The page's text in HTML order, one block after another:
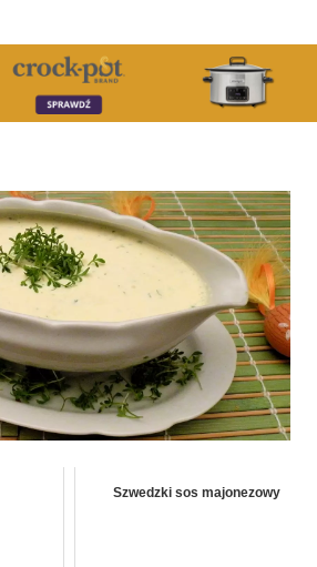
Szwedzki sos majonezowy